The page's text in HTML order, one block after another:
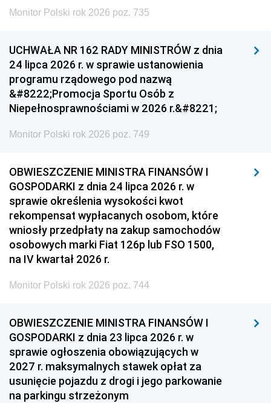
Monitor Polski rok 2026 poz. 735
UCHWAŁA NR 162 RADY MINISTRÓW z dnia
24 lipca 2026 r. w sprawie ustanowienia
programu rządowego pod nazwą
&#8222;Promocja Sportu Osób z
Niepełnosprawnościami w 2026 r.&#8221;
Monitor Polski rok 2026 poz. 749
OBWIESZCZENIE MINISTRA FINANSÓW I
GOSPODARKI z dnia 24 lipca 2026 r. w
sprawie określenia wysokości kwot
rekompensat wypłacanych osobom, które
wniosły przedpłaty na zakup samochodów
osobowych marki Fiat 126p lub FSO 1500,
na IV kwartał 2026 r.
Monitor Polski rok 2026 poz. 744
OBWIESZCZENIE MINISTRA FINANSÓW I
GOSPODARKI z dnia 23 lipca 2026 r. w
sprawie ogłoszenia obowiązujących w
2027 r. maksymalnych stawek opłat za
usunięcie pojazdu z drogi i jego parkowanie
na parkingu strzeżonym